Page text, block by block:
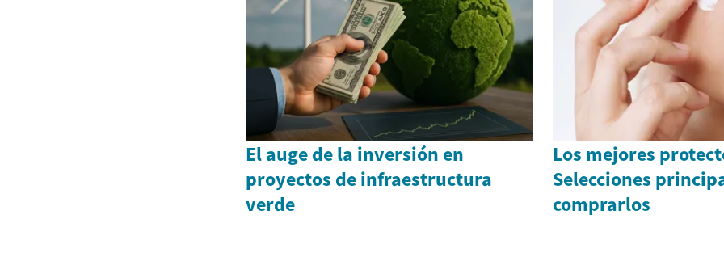
El auge de la inversión en
proyectos de infraestructura
verde
Los mejores
Selecciones
comprarlos